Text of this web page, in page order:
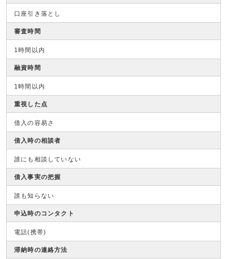
口座引き落とし
審査時間
1時間以内
融資時間
1時間以内
重視した点
借入の容易さ
借入時の相談者
誰にも相談していない
借入事実の把握
誰も知らない
申込時のコンタクト
電話(携帯)
滞納時の連絡方法